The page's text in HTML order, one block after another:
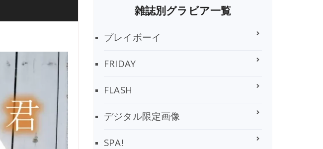
雑誌別グラビア一覧
プレイボーイ
FRIDAY
FLASH
デジタル限定画像
SPA!